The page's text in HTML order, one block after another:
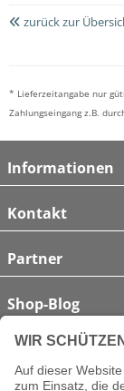
zurück zur
* Lieferzeitangabe nur
Zahlungseingang z.B.
Informationen
Shop-Blog
Partner
Kontakt
Unsere